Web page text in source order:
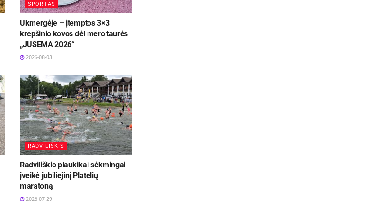
SPORTAS
Ukmergėje – įtemptos 3×3
krepšinio kovos dėl mero taurės
„JUSEMA 2026“
2026-08-03
RADVILIŠKIS
Radviliškio plaukikai sėkmingai
įveikė jubiliejinį Platelių
maratoną
2026-07-29